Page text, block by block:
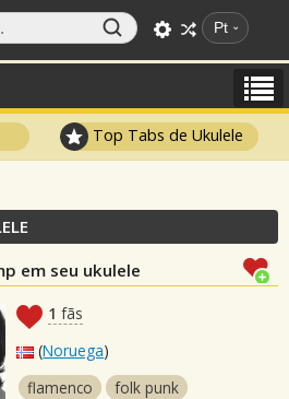
Pt
Top Tabs de Ukulele
em seu ukulele
1 fãs
(Noruega)
flamenco
folk punk